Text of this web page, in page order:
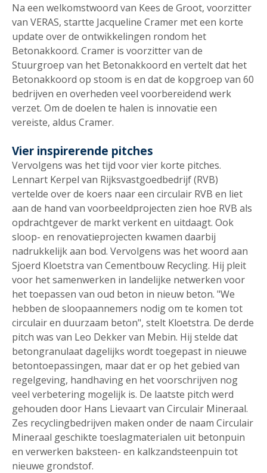
Na een welkomstwoord van Kees de Groot, voorzitter
van VERAS, startte Jacqueline Cramer met een korte
update over de ontwikkelingen rondom het
Betonakkoord. Cramer is voorzitter van de
Stuurgroep van het Betonakkoord en vertelt dat het
Betonakkoord op stoom is en dat de kopgroep van 60
bedrijven en overheden veel voorbereidend werk
verzet. Om de doelen te halen is innovatie een
vereiste, aldus Cramer.
Vier inspirerende pitches
Vervolgens was het tijd voor vier korte pitches.
Lennart Kerpel van Rijksvastgoedbedrijf (RVB)
vertelde over de koers naar een circulair RVB en liet
aan de hand van voorbeeldprojecten zien hoe RVB als
opdrachtgever de markt verkent en uitdaagt. Ook
sloop- en renovatieprojecten kwamen daarbij
nadrukkelijk aan bod. Vervolgens was het woord aan
Sjoerd Kloetstra van Cementbouw Recycling. Hij pleit
voor het samenwerken in landelijke netwerken voor
het toepassen van oud beton in nieuw beton. "We
hebben de sloopaannemers nodig om te komen tot
circulair en duurzaam beton", stelt Kloetstra. De derde
pitch was van Leo Dekker van Mebin. Hij stelde dat
betongranulaat dagelijks wordt toegepast in nieuwe
betontoepassingen, maar dat er op het gebied van
regelgeving, handhaving en het voorschrijven nog
veel verbetering mogelijk is. De laatste pitch werd
gehouden door Hans Lievaart van Circulair Mineraal.
Zes recyclingbedrijven maken onder de naam Circulair
Mineraal geschikte toeslagmaterialen uit betonpuin
en verwerken baksteen- en kalkzandsteenpuin tot
nieuwe grondstof.